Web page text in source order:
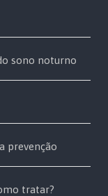
sono noturno
prevenção
tratar?